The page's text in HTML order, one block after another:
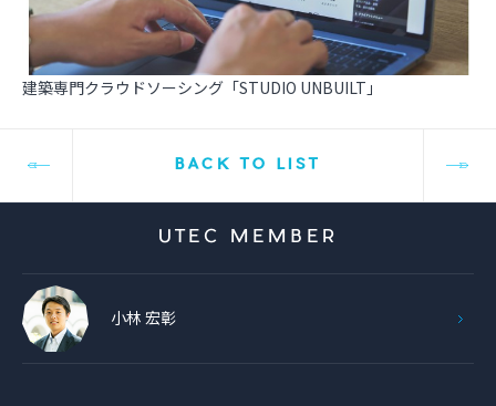
建築専門クラウドソーシング「STUDIO UNBUILT」
BACK TO LIST
UTEC MEMBER
小林 宏彰